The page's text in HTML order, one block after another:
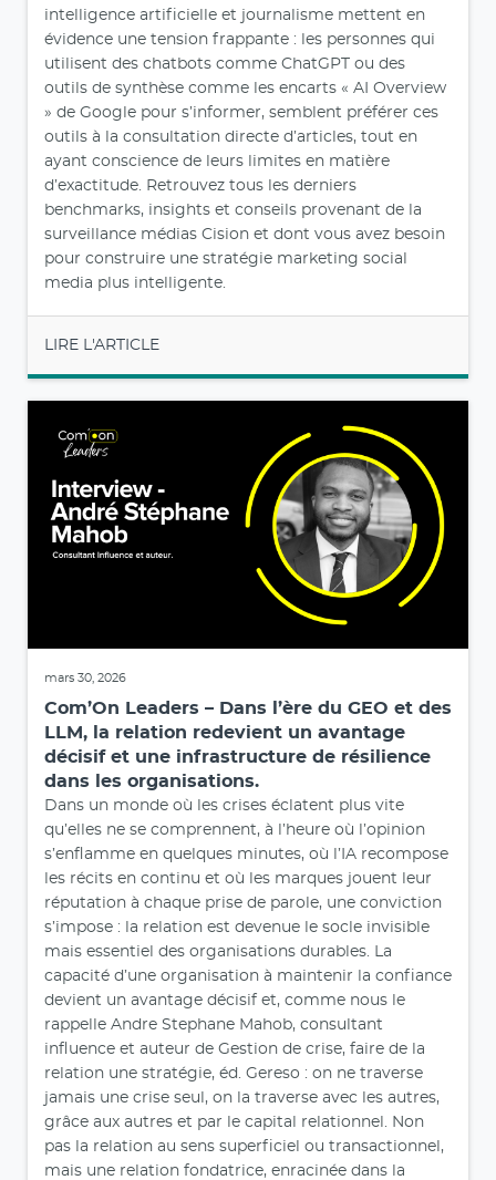
intelligence artificielle et journalisme mettent en
évidence une tension frappante : les personnes qui
utilisent des chatbots comme ChatGPT ou des
outils de synthèse comme les encarts « AI Overview
» de Google pour s’informer, semblent préférer ces
outils à la consultation directe d’articles, tout en
ayant conscience de leurs limites en matière
d’exactitude. Retrouvez tous les derniers
benchmarks, insights et conseils provenant de la
surveillance médias Cision et dont vous avez besoin
pour construire une stratégie marketing social
media plus intelligente.
LIRE L'ARTICLE
mars 30, 2026
Com’On Leaders – Dans l’ère du GEO et des
LLM, la relation redevient un avantage
décisif et une infrastructure de résilience
dans les organisations.
Dans un monde où les crises éclatent plus vite
qu’elles ne se comprennent, à l’heure où l’opinion
s’enflamme en quelques minutes, où l’IA recompose
les récits en continu et où les marques jouent leur
réputation à chaque prise de parole, une conviction
s’impose : la relation est devenue le socle invisible
mais essentiel des organisations durables. La
capacité d’une organisation à maintenir la confiance
devient un avantage décisif et, comme nous le
rappelle Andre Stephane Mahob, consultant
influence et auteur de Gestion de crise, faire de la
relation une stratégie, éd. Gereso : on ne traverse
jamais une crise seul, on la traverse avec les autres,
grâce aux autres et par le capital relationnel. Non
pas la relation au sens superficiel ou transactionnel,
mais une relation fondatrice, enracinée dans la